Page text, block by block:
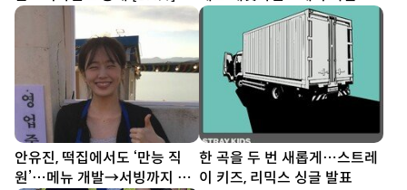
[DA★]
안유진, 떡집에서도 ‘만능 직
원’…메뉴 개발→서빙까지 똑
한 곡을 두 번 새롭게…스트레
이 키즈, 리믹스 싱글 발표